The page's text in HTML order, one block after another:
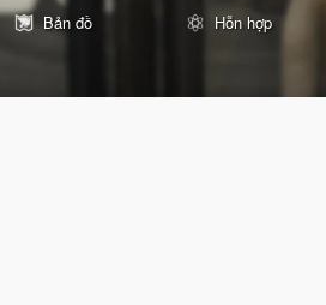
Bản đồ
Hỗn hợp